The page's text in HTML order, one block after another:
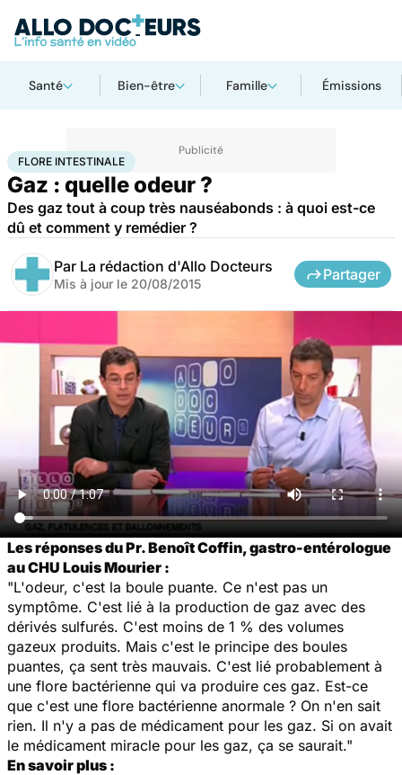
Santé Bien-être Famille Émissions
Accueil SantéFlore intestinale
FLORE INTESTINALE
Gaz : quelle odeur ?
Des gaz tout à coup très nauséabonds : à quoi est-ce
dû et comment y remédier ?
Par La rédaction d'Allo Docteurs
Mis à jour le 20/08/2015
Partager
Les réponses du Pr. Benoît Coffin, gastro-entérologue
au CHU Louis Mourier :
"L'odeur, c'est la boule puante. Ce n'est pas un
symptôme. C'est lié à la production de gaz avec des
dérivés sulfurés. C'est moins de 1 % des volumes
gazeux produits. Mais c'est le principe des boules
puantes, ça sent très mauvais. C'est lié probablement à
une flore bactérienne qui va produire ces gaz. Est-ce
que c'est une flore bactérienne anormale ? On n'en sait
rien. Il n'y a pas de médicament pour les gaz. Si on avait
le médicament miracle pour les gaz, ça se saurait."
En savoir plus :